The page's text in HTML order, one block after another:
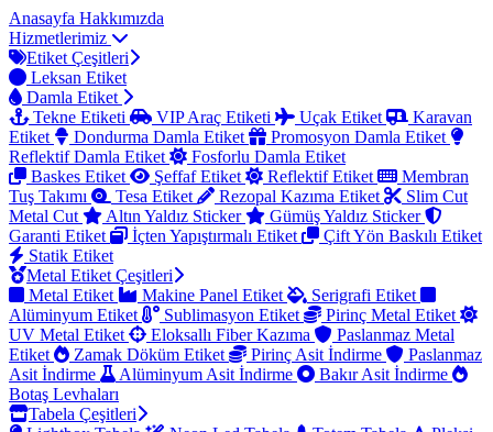
Anasayfa Hakkımızda
Hizmetlerimiz
Etiket Çeşitleri
Leksan Etiket
Damla Etiket
Tekne Etiketi
VIP Araç Etiketi Uçak Etiket
Karavan
Etiket
Dondurma Damla Etiket
Promosyon Damla Etiket
Reflektif Damla Etiket
Fosforlu Damla Etiket
Baskes Etiket
Şeffaf Etiket Reflektif Etiket
Membran
Tuş Takımı
Tesa Etiket Rezopal Kazıma Etiket
Slim Cut
Metal Cut
Altın Yaldız Sticker
Gümüş Yaldız Sticker
Garanti Etiket
İçten Yapıştırmalı Etiket
Çift Yön Baskılı Etiket
Statik Etiket
Metal Etiket Çeşitleri
Metal Etiket
Makine Panel Etiket
Serigrafi Etiket
Alüminyum Etiket
Sublimasyon Etiket
Pirinç Metal Etiket
UV Metal Etiket
Eloksallı Fiber Kazıma
Paslanmaz Metal
Etiket
Zamak Döküm Etiket Pirinç Asit İndirme
Paslanmaz
Asit İndirme
Alüminyum Asit İndirme
Bakır Asit İndirme
Botaş Levhaları
Tabela Çeşitleri